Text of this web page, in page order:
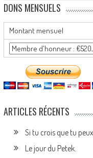
DONS MENSUELS
Montant mensuel
ARTICLES RÉCENTS
Si tu crois que tu
Le jour du Petek.